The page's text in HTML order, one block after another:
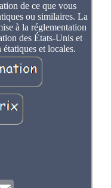
de ce que vous
ou similaires. La
à la réglementation
des États-Unis et
et locales.